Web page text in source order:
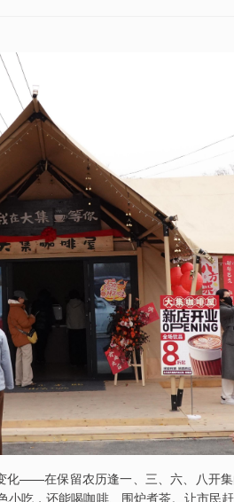
化——在保留农历逢一、三、六、八开
吃，还能喝咖啡、围炉煮茶。让市民